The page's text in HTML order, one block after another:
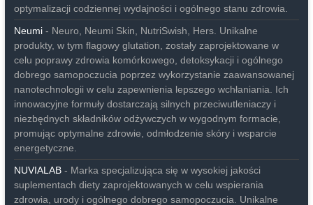
optymalizacji codziennej wydajności i ogólnego stanu zdrowia.
Neumi- Neuro, Neumi Skin, NutriSwish, Hers. Unikalne
produkty, w tym flagowy glutation, zostały zaprojektowane w
celu poprawy zdrowia komórkowego, detoksykacji i ogólnego
dobrego samopoczucia poprzez wykorzystanie zaawansowanej
nanotechnologii w celu zapewnienia lepszego wchłaniania. Ich
innowacyjne formuły dostarczają silnych przeciwutleniaczy i
niezbędnych składników odżywczych w wygodnym formacie,
promując optymalne zdrowie, odmłodzenie skóry i wsparcie
energetyczne.
NUVIALAB- Marka specjalizująca się w wysokiej jakości
suplementach diety zaprojektowanych w celu wspierania
zdrowia, urody i ogólnego dobrego samopoczucia. Unikalne